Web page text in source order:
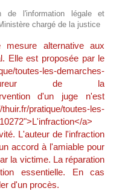
de l'information légale et
chargé de la justice
alternative aux
Elle est proposée par le
toutes-les-demarches-
de la
d'un juge n'est
pratique/toutes-les-
a>
L'auteur de l'infraction
accord à l'amiable pour
la victime. La réparation
essentielle. En cas
d'un procès.